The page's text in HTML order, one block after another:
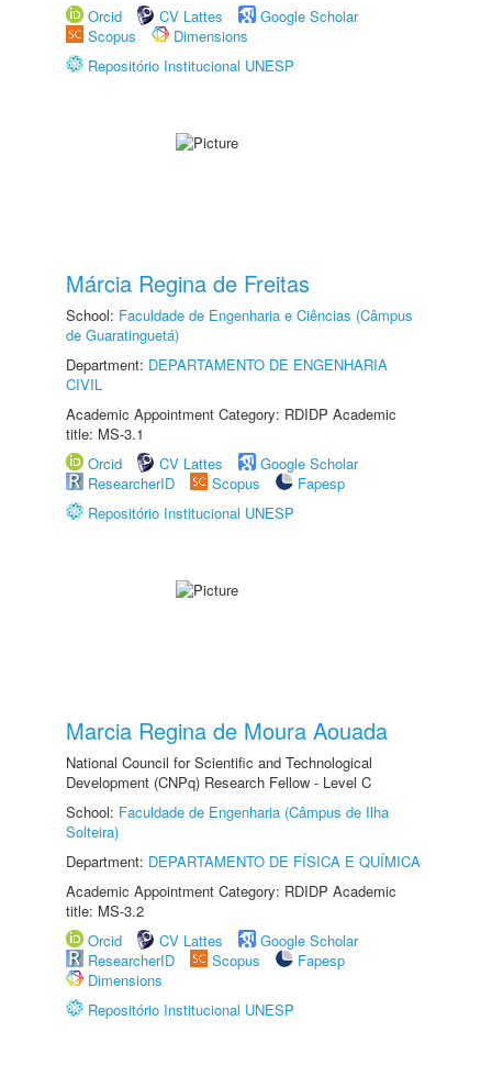
Orcid
CV Lattes
Google Scholar
Scopus
Dimensions
Repositório Institucional UNESP
Márcia Regina de Freitas
School: Faculdade de Engenharia e Ciências (Câmpus
de Guaratinguetá)
Department: DEPARTAMENTO DE ENGENHARIA
CIVIL
Academic Appointment Category: RDIDP Academic
title: MS-3.1
Orcid
CV Lattes
Google Scholar
ResearcherID
Scopus
Fapesp
Repositório Institucional UNESP
Marcia Regina de Moura Aouada
National Council for Scientific and Technological
Development (CNPq) Research Fellow - Level C
School: Faculdade de Engenharia (Câmpus de Ilha
Solteira)
Department: DEPARTAMENTO DE FÍSICA E QUÍMICA
Academic Appointment Category: RDIDP Academic
title: MS-3.2
Orcid
CV Lattes
Google Scholar
ResearcherID
Scopus
Fapesp
Dimensions
Repositório Institucional UNESP